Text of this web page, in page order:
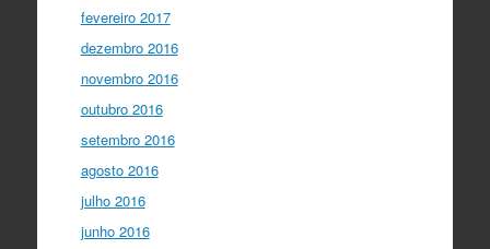
fevereiro 2017
dezembro 2016
novembro 2016
outubro 2016
setembro 2016
agosto 2016
julho 2016
junho 2016